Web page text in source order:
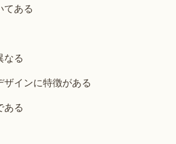
てある
なる
ザインに特徴がある
ある